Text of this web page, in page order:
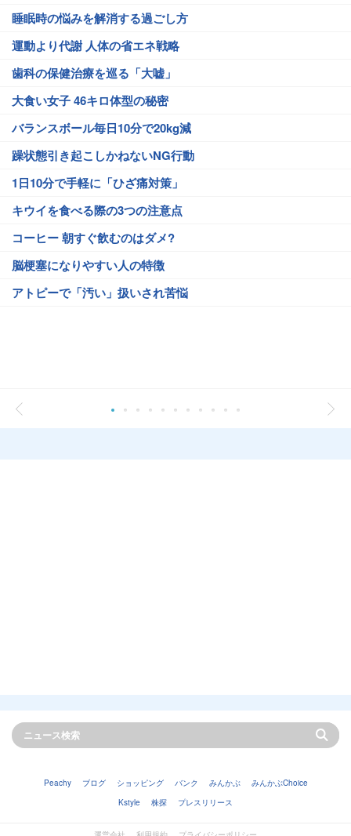
睡眠時の悩みを解消する過ごし方
運動より代謝 人体の省エネ戦略
歯科の保健治療を巡る「大嘘」
大食い女子 46キロ体型の秘密
バランスボール毎日10分で20kg減
躁状態引き起こしかねないNG行動
1日10分で手軽に「ひざ痛対策」
キウイを食べる際の3つの注意点
コーヒー 朝すぐ飲むのはダメ?
脳梗塞になりやすい人の特徴
アトピーで「汚い」扱いされ苦悩
Peachy ブログ ショッピング バンク みんかぶ
みんかぶChoice
Kstyle
株探 プレスリリース